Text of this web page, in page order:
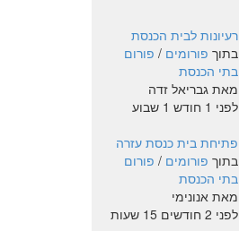
רעיונות לבית הכנסת
בתוך פורומים / פורום
בתי הכנסת
מאתגבריאל זדה
לפני 1 חודש 1 שבוע
פתיחת בית כנסת עזרה
בתוך פורומים / פורום
בתי הכנסת
מאתאנונימי
לפני 2 חודשים 15 שעות